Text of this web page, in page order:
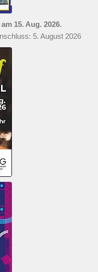
15. Aug. 2026.
5. August 2026